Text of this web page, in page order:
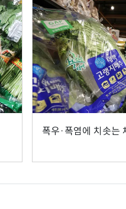
폭우·폭염에 치솟는